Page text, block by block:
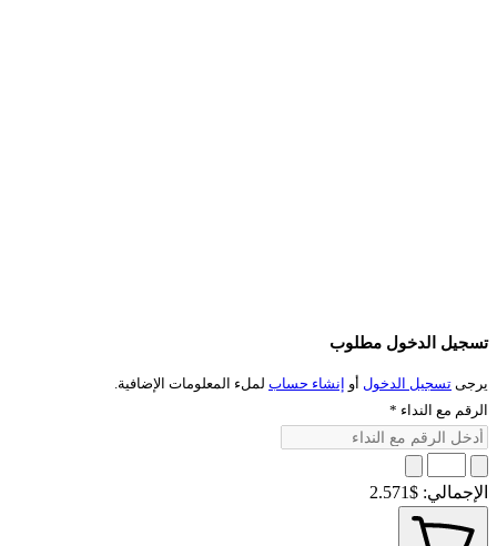
تسجيل الدخول مطلوب
يرجى تسجيل الدخول أو إنشاء حساب لملء المعلومات الإضافية.
الرقم مع النداء *
الإجمالي: $2.571